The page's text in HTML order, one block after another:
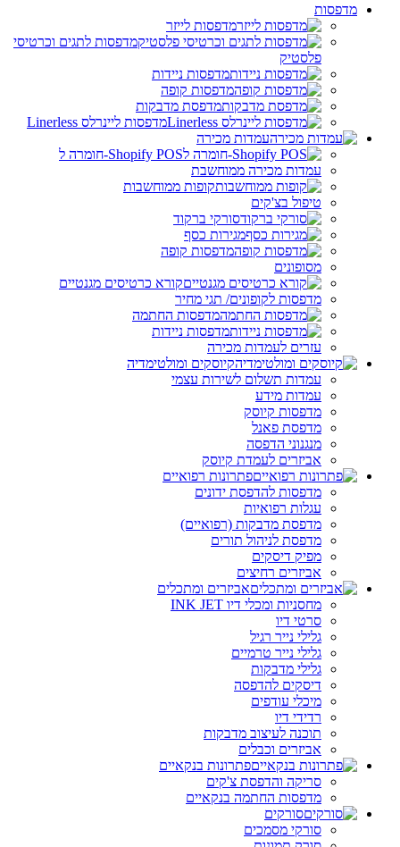
מדפסות
מדפסות לייזר
מדפסות לתגים וכרטיסי
פלסטיק
מדפסות ניידות
מדפסות קופה
מדפסת מדבקות
מדפסות ליינרלס Linerless
עמדות מכירה
Shopify POS-חומרה ל
עמדות מכירה ממוחשבת
קופות ממוחשבות
טיפול בצ'קים
סורקי ברקוד
מגירות כסף
מדפסות קופה
מסופונים
קורא כרטיסים מגנטיים
מדפסות לקופונים/ תגי מחיר
מדפסות החתמה
מדפסות ניידות
עזרים לעמדות מכירה
קיוסקים ומולטימדיה
עמדות תשלום לשירות עצמי
עמדות מידע
מדפסות קיוסק
מדפסת פאנל
מנגנוני הדפסה
אביזרים לעמדת קיוסק
פתרונות רפואיים
מדפסות להדפסת ידונים
עגלות רפואיות
מדפסת מדבקות (רפואיים)
מדפסת לניהול תורים
מפיק דיסקים
אביזרים רחיצים
אביזרים ומתכלים
מחסניות ומכלי דיו INK JET
סרטי דיו
גלילי נייר רגיל
גלילי נייר טרמיים
גלילי מדבקות
דיסקים להדפסה
מיכלי עודפים
רדידי דיו
תוכנה לעיצוב מדבקות
אביזרים וכבלים
פתרונות בנקאיים
סריקה והדפסת צ'קים
מדפסות החתמה בנקאיים
סורקים
סורקי מסמכים